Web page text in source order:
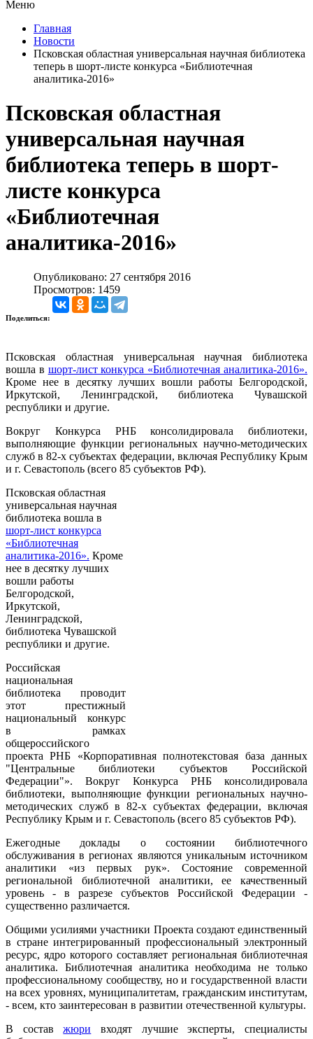
Меню
Главная
Новости
Псковская областная универсальная научная библиотека
теперь в шорт-листе конкурса «Библиотечная
аналитика-2016»
Псковская областная
универсальная научная
библиотека теперь в шорт-
листе конкурса
«Библиотечная
аналитика-2016»
Опубликовано: 27 сентября 2016
Просмотров: 1459
Поделиться:
Псковская областная универсальная научная библиотека
вошла в шорт-лист конкурса «Библиотечная аналитика-2016».
Кроме нее в десятку лучших вошли работы Белгородской,
Иркутской, Ленинградской, библиотека Чувашской
республики и другие.
Вокруг Конкурса РНБ консолидировала библиотеки,
выполняющие функции региональных научно-методических
служб в 82-х субъектах федерации, включая Республику Крым
и г. Севастополь (всего 85 субъектов РФ).
Псковская областная
универсальная научная
библиотека вошла в
шорт-лист конкурса
«Библиотечная
аналитика-2016». Кроме
нее в десятку лучших
вошли работы
Белгородской,
Иркутской,
Ленинградской,
библиотека Чувашской
республики и другие.
Российская
национальная
библиотека проводит
этот престижный
национальный конкурс
в рамках
общероссийского
проекта РНБ «Корпоративная полнотекстовая база данных
"Центральные библиотеки субъектов Российской
Федерации"». Вокруг Конкурса РНБ консолидировала
библиотеки, выполняющие функции региональных научно-
методических служб в 82-х субъектах федерации, включая
Республику Крым и г. Севастополь (всего 85 субъектов РФ).
Ежегодные доклады о состоянии библиотечного
обслуживания в регионах являются уникальным источником
аналитики «из первых рук». Состояние современной
региональной библиотечной аналитики, ее качественный
уровень - в разрезе субъектов Российской Федерации -
существенно различается.
Общими усилиями участники Проекта создают единственный
в стране интегрированный профессиональный электронный
ресурс, ядро которого составляет региональная библиотечная
аналитика. Библиотечная аналитика необходима не только
профессиональному сообществу, но и государственной власти
на всех уровнях, муниципалитетам, гражданским институтам,
- всем, кто заинтересован в развитии отечественной культуры.
В составжюри входят лучшие эксперты, специалисты